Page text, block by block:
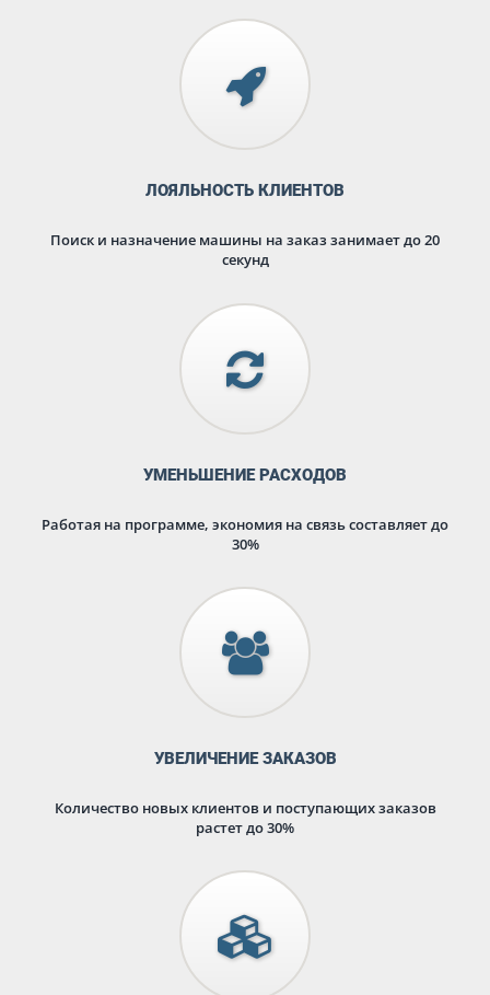
ЛОЯЛЬНОСТЬ КЛИЕНТОВ
Поиск и назначение машины на заказ занимает до 20
секунд
УМЕНЬШЕНИЕ РАСХОДОВ
Работая на программе, экономия на связь составляет до
30%
УВЕЛИЧЕНИЕ ЗАКАЗОВ
Количество новых клиентов и поступающих заказов
растет до 30%